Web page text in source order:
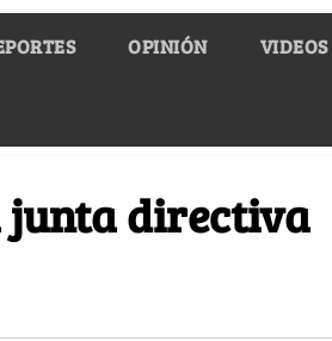
OPINIÓN VIDEOS
junta directiva